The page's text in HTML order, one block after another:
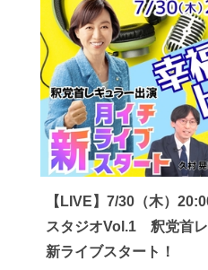
【LIVE】7/30（木）
スタジオVol.1 釈党首
新ライブスタート！